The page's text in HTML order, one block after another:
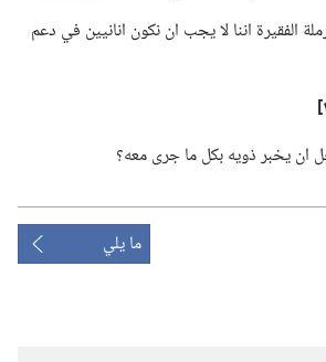
الفقيرة اننا لا يجب ان نكون انانيين في دعم
ان يخبر ذويه بكل ما جرى معه؟‏
ما يلي